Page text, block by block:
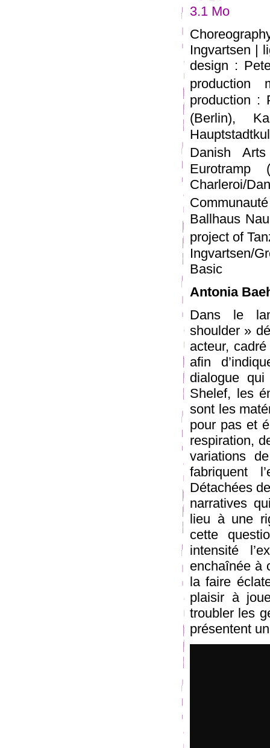
Ingvartsen |
design :
production :
(Berlin),
Danish
Eurotramp
Charleroi/
Ballhaus
project of
Ingvartsen/
Basic
Antonia
Dans le
shoulder »
acteur,
afin
dialogue qui
Shelef, les
sont les
pour pas et
respiration,
variations
fabriquent
Détachées
narratives
lieu à une
cette
intensité
enchaînée à
la faire
plaisir à
troubler les
présentent